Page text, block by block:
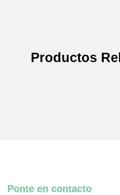
Productos
Ponte en contacto